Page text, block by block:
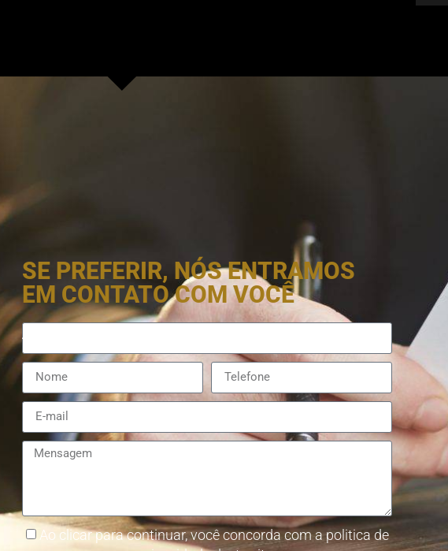
SE PREFERIR, NÓS ENTRAMOS
EM CONTATO COM VOCÊ
Ao clicar para continuar, você concorda com a politica de